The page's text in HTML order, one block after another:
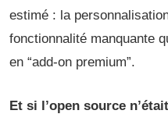
estimé : la
fonctionnalité manquante
en “add-on premium”.
Et si l’open source